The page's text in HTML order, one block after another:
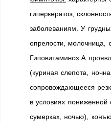
гиперкератоз,
заболеваниям. У
опрелости, молочница,
Гиповитаминоз А
(куриная слепота,
сопровождающееся
в условиях пониженной
сумерках, ночью),